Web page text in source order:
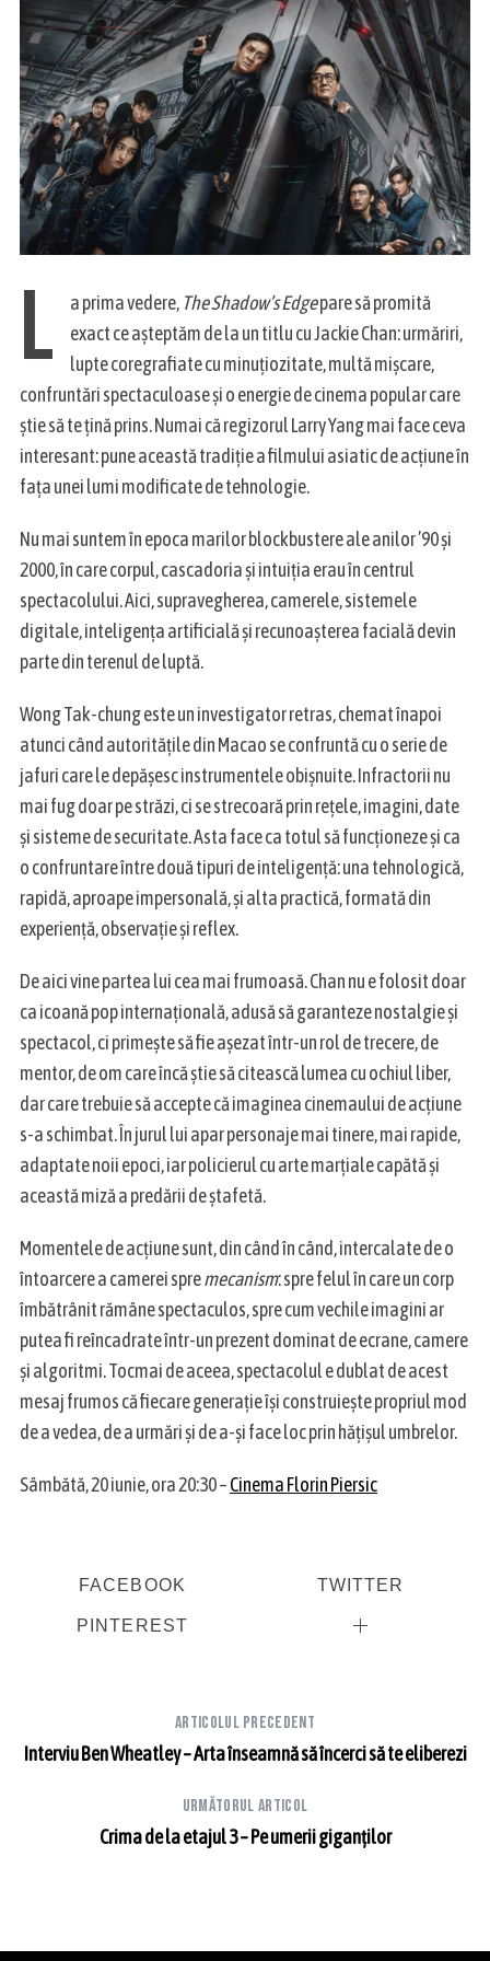
L a prima vedere, The Shadow’s Edgepare să promită
exact ce așteptăm de la un titlu cu Jackie Chan: urmăriri,
lupte coregrafiate cu minuțiozitate, multă mișcare,
confruntări spectaculoase și o energie de cinema popular care
știe să te țină prins. Numai că regizorul Larry Yang mai face ceva
interesant: pune această tradiție a filmului asiatic de acțiune în
fața unei lumi modificate de tehnologie.
Nu mai suntem în epoca marilor blockbustere ale anilor ’90 și
2000, în care corpul, cascadoria și intuiția erau în centrul
spectacolului. Aici, supravegherea, camerele, sistemele
digitale, inteligența artificială și recunoașterea facială devin
parte din terenul de luptă.
Wong Tak-chung este un investigator retras, chemat înapoi
atunci când autoritățile din Macao se confruntă cu o serie de
jafuri care le depășesc instrumentele obișnuite. Infractorii nu
mai fug doar pe străzi, ci se strecoară prin rețele, imagini, date
și sisteme de securitate. Asta face ca totul să funcționeze și ca
o confruntare între două tipuri de inteligență: una tehnologică,
rapidă, aproape impersonală, și alta practică, formată din
experiență, observație și reflex.
De aici vine partea lui cea mai frumoasă. Chan nu e folosit doar
ca icoană pop internațională, adusă să garanteze nostalgie și
spectacol, ci primește să fie așezat într-un rol de trecere, de
mentor, de om care încă știe să citească lumea cu ochiul liber,
dar care trebuie să accepte că imaginea cinemaului de acțiune
s-a schimbat. În jurul lui apar personaje mai tinere, mai rapide,
adaptate noii epoci, iar policierul cu arte marțiale capătă și
această miză a predării de ștafetă.
Momentele de acțiune sunt, din când în când, intercalate de o
întoarcere a camerei spremecanism: spre felul în care un corp
îmbătrânit rămâne spectaculos, spre cum vechile imagini ar
putea fi reîncadrate într-un prezent dominat de ecrane, camere
și algoritmi. Tocmai de aceea, spectacolul e dublat de acest
mesaj frumos că fiecare generație își construiește propriul mod
de a vedea, de a urmări și de a-și face loc prin hăţişul umbrelor.
Sâmbătă, 20 iunie, ora 20:30 –Cinema Florin Piersic
FACEBOOK TWITTER
PINTEREST
Articolul precedent
Interviu Ben Wheatley – Arta înseamnă să încerci să te eliberezi
Următorul articol
Crima de la etajul 3 – Pe umerii giganților
S
e
r
h
f
o